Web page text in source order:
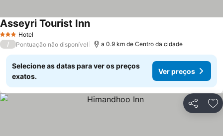
3 EstrelasHotel
Asseyri Tourist InnVer preços
/ Pontuação não disponível a 0.9 km de Centro da cidade
Selecione as datas para ver os preços
exatos.
Ver preços
Partilhar